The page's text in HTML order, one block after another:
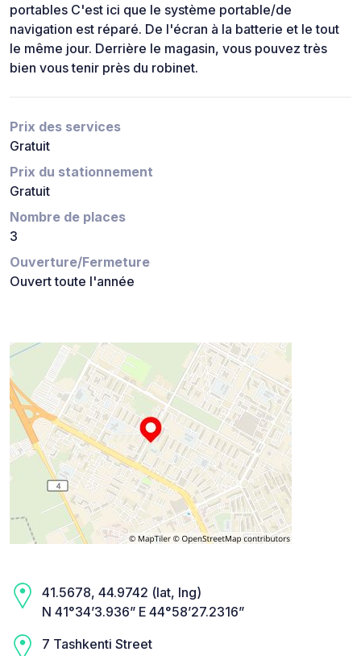
portables C'est ici que le système portable/de
navigation est réparé. De l'écran à la batterie et le tout
le même jour. Derrière le magasin, vous pouvez très
bien vous tenir près du robinet.
Prix des services
Gratuit
Prix du stationnement
Gratuit
Nombre de places
3
Ouverture/Fermeture
Ouvert toute l'année
41.5678, 44.9742 (lat, lng)
N 41°34’3.936” E 44°58’27.2316”
7 Tashkenti Street